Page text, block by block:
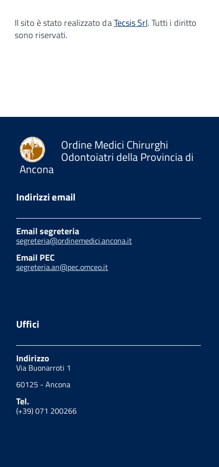
Il sito è stato realizzato daTecsis Srl. Tutti i diritto
sono riservati.
Ordine Medici Chirurghi
Odontoiatri della Provincia di
Ancona
Indirizzi email
Email segreteria
segreteria@ordinemedici.ancona.it
Email PEC
segreteria.an@pec.omceo.it
Uffici
Indirizzo
Via Buonarroti 1
60125 - Ancona
Tel.
(+39) 071 200266